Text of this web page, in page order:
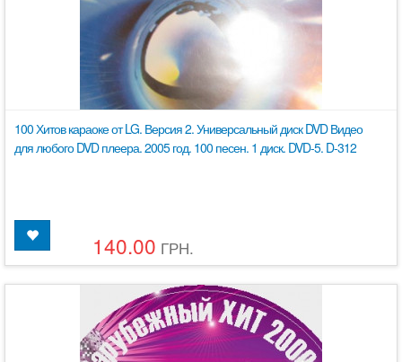
100 Хитов караоке от LG. Версия 2. Универсальный диск DVD Видео
для любого DVD плеера. 2005 год. 100 песен. 1 диск. DVD-5. D-312
140.00 ГРН.